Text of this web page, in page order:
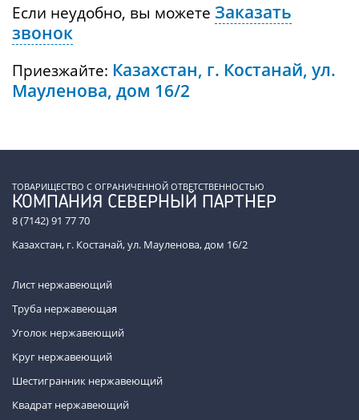
Если неудобно, вы можете Заказать
звонок
Приезжайте: Казахстан, г. Костанай, ул.
Мауленова, дом 16/2
ТОВАРИЩЕСТВО С ОГРАНИЧЕННОЙ ОТВЕТСТВЕННОСТЬЮ
КОМПАНИЯ СЕВЕРНЫЙ ПАРТНЕР
8 (7142) 91 77 70
Казахстан, г. Костанай, ул. Мауленова, дом 16/2
Лист нержавеющий
Труба нержавеющая
Уголок нержавеющий
Круг нержавеющий
Шестигранник нержавеющий
Квадрат нержавеющий